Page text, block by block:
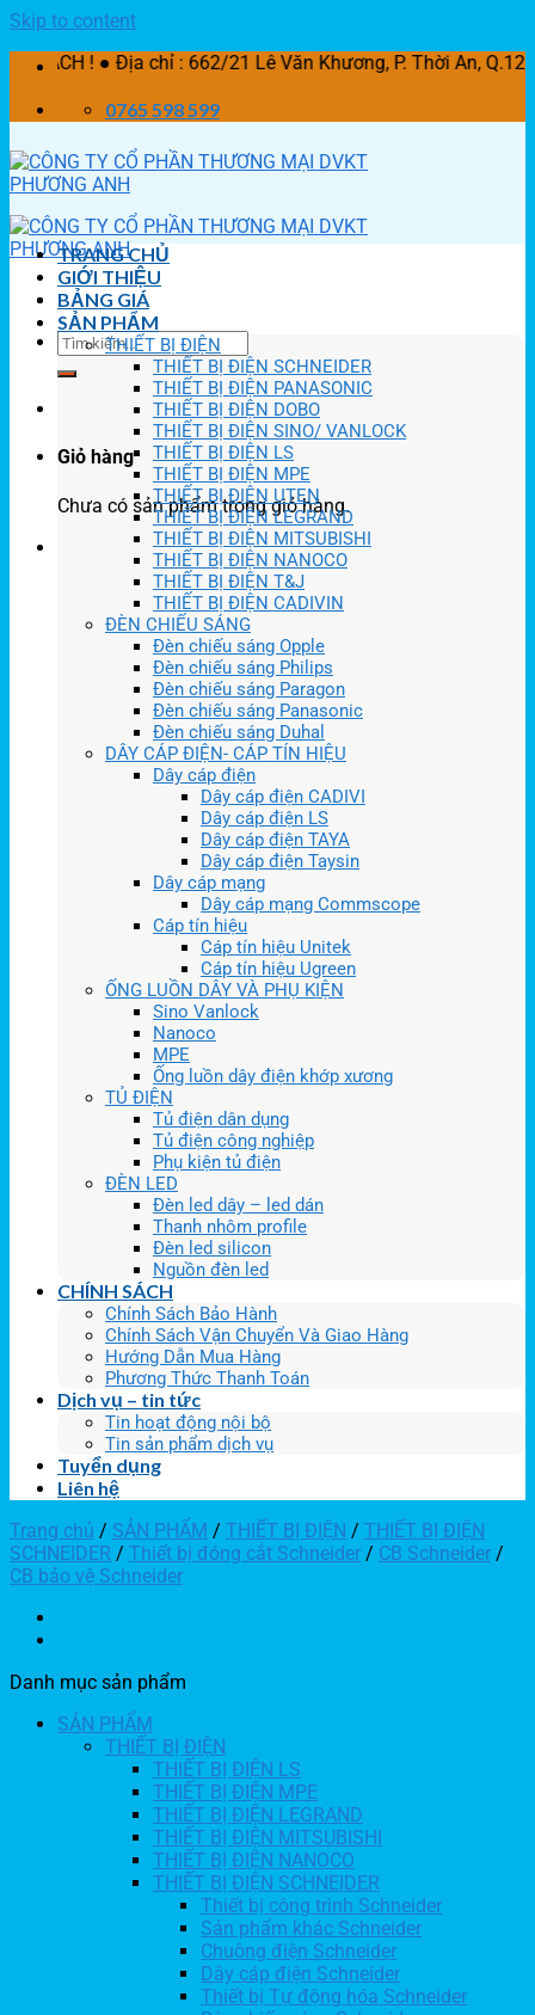
Skip to content
! ● Địa chỉ : 662/21 Lê Văn Khương, P. Thời An, Q.12, TP
0765 598 599
Giỏ hàng
Chưa có sản phẩm trong giỏ hàng.
TRANG CHỦ
GIỚI THIỆU
BẢNG GIÁ
SẢN PHẨM
THIẾT BỊ ĐIỆN
THIẾT BỊ ĐIỆN SCHNEIDER
THIẾT BỊ ĐIỆN PANASONIC
THIẾT BỊ ĐIỆN DOBO
THIẾT BỊ ĐIỆN SINO/ VANLOCK
THIẾT BỊ ĐIỆN LS
THIẾT BỊ ĐIỆN MPE
THIẾT BỊ ĐIỆN UTEN
THIẾT BỊ ĐIỆN LEGRAND
THIẾT BỊ ĐIỆN MITSUBISHI
THIẾT BỊ ĐIỆN NANOCO
THIẾT BỊ ĐIỆN T&J
THIẾT BỊ ĐIỆN CADIVIN
ĐÈN CHIẾU SÁNG
Đèn chiếu sáng Opple
Đèn chiếu sáng Philips
Đèn chiếu sáng Paragon
Đèn chiếu sáng Panasonic
Đèn chiếu sáng Duhal
DÂY CÁP ĐIỆN- CÁP TÍN HIỆU
Dây cáp điện
Dây cáp điện CADIVI
Dây cáp điện LS
Dây cáp điện TAYA
Dây cáp điện Taysin
Dây cáp mạng
Dây cáp mạng Commscope
Cáp tín hiệu
Cáp tín hiệu Unitek
Cáp tín hiệu Ugreen
ỐNG LUỒN DÂY VÀ PHỤ KIỆN
Sino Vanlock
Nanoco
MPE
Ống luồn dây điện khớp xương
TỦ ĐIỆN
Tủ điện dân dụng
Tủ điện công nghiệp
Phụ kiện tủ điện
ĐÈN LED
Đèn led dây – led dán
Thanh nhôm profile
Đèn led silicon
Nguồn đèn led
CHÍNH SÁCH
Chính Sách Bảo Hành
Chính Sách Vận Chuyển Và Giao Hàng
Hướng Dẫn Mua Hàng
Phương Thức Thanh Toán
Dịch vụ – tin tức
Tin hoạt động nội bộ
Tin sản phẩm dịch vụ
Tuyển dụng
Liên hệ
Trang chủ / SẢN PHẨM / THIẾT BỊ ĐIỆN / THIẾT BỊ ĐIỆN
SCHNEIDER / Thiết bị đóng cắt Schneider / CB Schneider /
CB bảo vệ Schneider
Danh mục sản phẩm
SẢN PHẨM
THIẾT BỊ ĐIỆN
THIẾT BỊ ĐIỆN LS
THIẾT BỊ ĐIỆN MPE
THIẾT BỊ ĐIỆN LEGRAND
THIẾT BỊ ĐIỆN MITSUBISHI
THIẾT BỊ ĐIỆN NANOCO
THIẾT BỊ ĐIỆN SCHNEIDER
Thiết bị công trình Schneider
Sản phẩm khác Schneider
Chuông điện Schneider
Dây cáp điện Schneider
Thiết bị Tự động hóa Schneider